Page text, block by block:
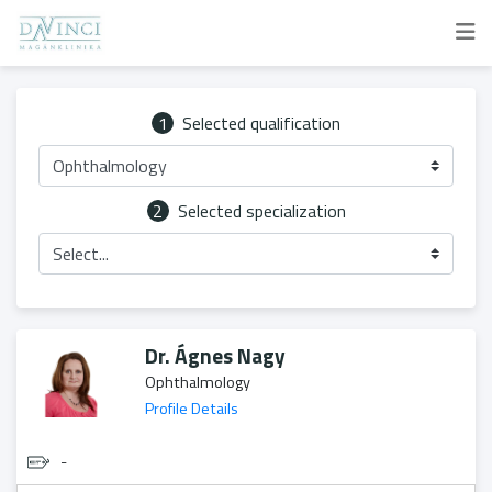
1 Selected qualification
Ophthalmology
2
Selected specialization
Select...
Dr. Ágnes Nagy
Ophthalmology
Profile Details
-